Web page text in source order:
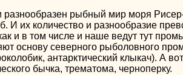
разнообразен рыбный мир моря
И их количество и разнообразие
и в том числе и наше ведут тут
основу северного рыболовного
антарктический клыкач). А
бычка, трематома, черноперку.